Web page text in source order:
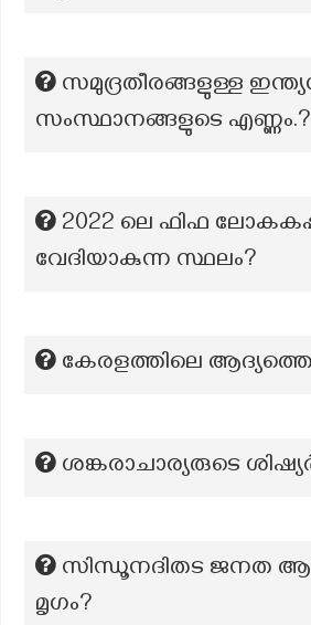
സമുദ്രതീരങ്ങളുള്ള
സംസ്ഥാനങ്ങളുടെ എണ്ണം.?
2022 ലെ ഫിഫ
വേദിയാകുന്ന സ്ഥലം?
കേരളത്തിലെ ആദ്യത്തെ
ശങ്കരാചാര്യരുടെ
സിന്ധൂനദിതട ജനത
മൃഗം?